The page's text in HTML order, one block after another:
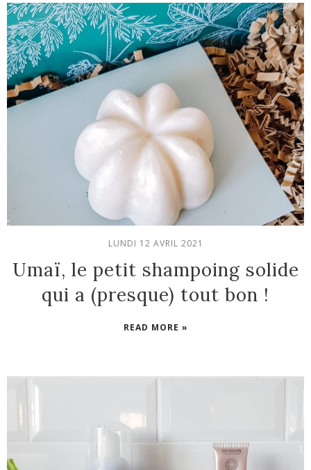
LUNDI 12 AVRIL 2021
Umaï, le petit shampoing solide
qui a (presque) tout bon !
READ MORE »